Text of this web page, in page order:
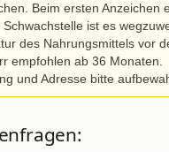
Beim ersten Anzeichen
ist es
des Nahrungsmittels vor
empfohlen ab 36 Monaten.
und Adresse bitte